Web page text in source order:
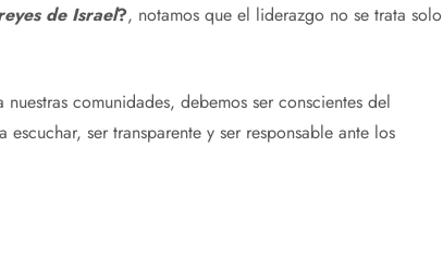
de Israel?, notamos que el liderazgo no se trata solo
comunidades, debemos ser conscientes del
ser transparente y ser responsable ante los